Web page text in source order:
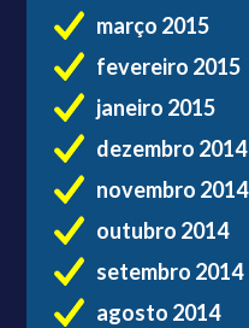
março 2015
fevereiro 2015
janeiro 2015
dezembro 2014
novembro 2014
outubro 2014
setembro 2014
agosto 2014